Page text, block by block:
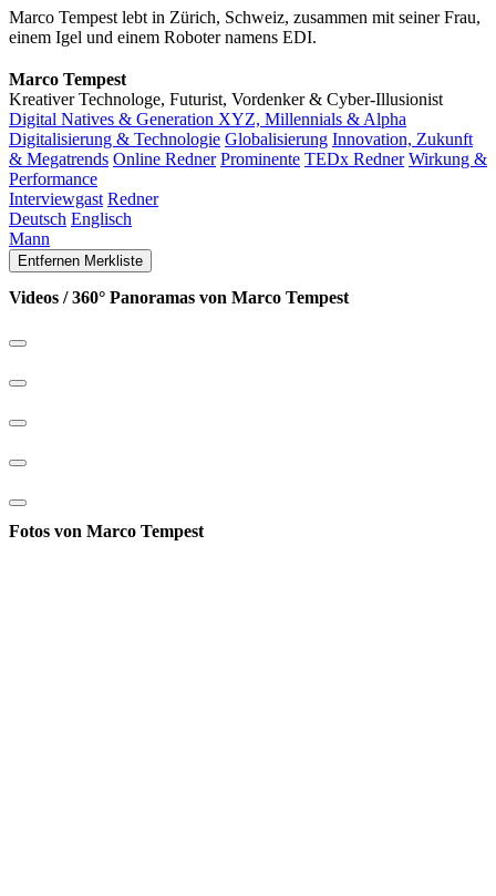
Marco Tempest lebt in Zürich, Schweiz, zusammen mit seiner Frau,
einem Igel und einem Roboter namens EDI.
Marco Tempest
Kreativer Technologe, Futurist, Vordenker & Cyber-Illusionist
Digital Natives & Generation XYZ, Millennials & Alpha
Digitalisierung & Technologie Globalisierung Innovation, Zukunft
& Megatrends Online Redner Prominente TEDx Redner Wirkung &
Performance
Interviewgast Redner
Deutsch Englisch
Mann
Entfernen Merkliste
Videos / 360° Panoramas von Marco Tempest
Fotos von Marco Tempest